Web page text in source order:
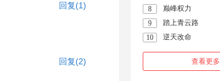
回复(1)
回复(2)
8
巅峰权力
9
踏上青云路
10
逆天改命
查看更多